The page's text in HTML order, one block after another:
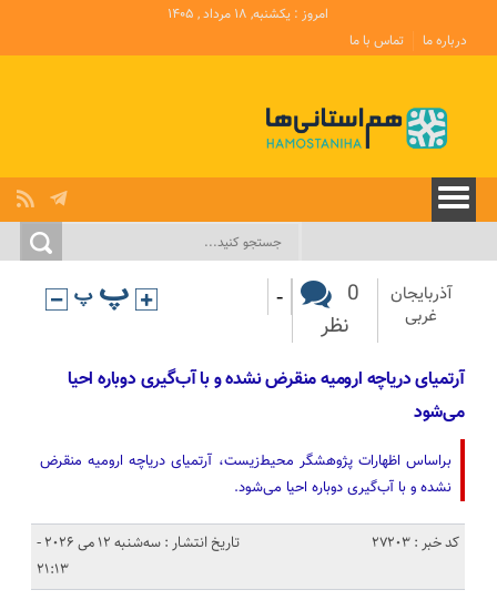
امروز : یکشنبه, ۱۸ مرداد , ۱۴۰۵
درباره ما
تماس با ما
آذربایجان
غربی
0
نظر
-
آرتمیای دریاچه ارومیه منقرض نشده و با آب‌گیری دوباره احیا
می‌‌شود
براساس اظهارات پژوهشگر محیط‌زیست، آرتمیای دریاچه ارومیه منقرض
نشده و با آب‌گیری دوباره احیا می‌‌شود.
کد خبر : 27203
تاریخ انتشار : سه‌شنبه 12 می 2026 -
21:13